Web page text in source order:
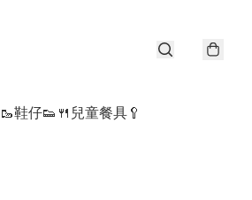
🥾鞋仔👟 🍴兒童餐具🥄